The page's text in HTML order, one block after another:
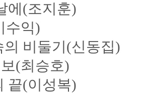
에(조지훈)
수익)
비둘기(신동집)
(최승호)
끝(이성복)